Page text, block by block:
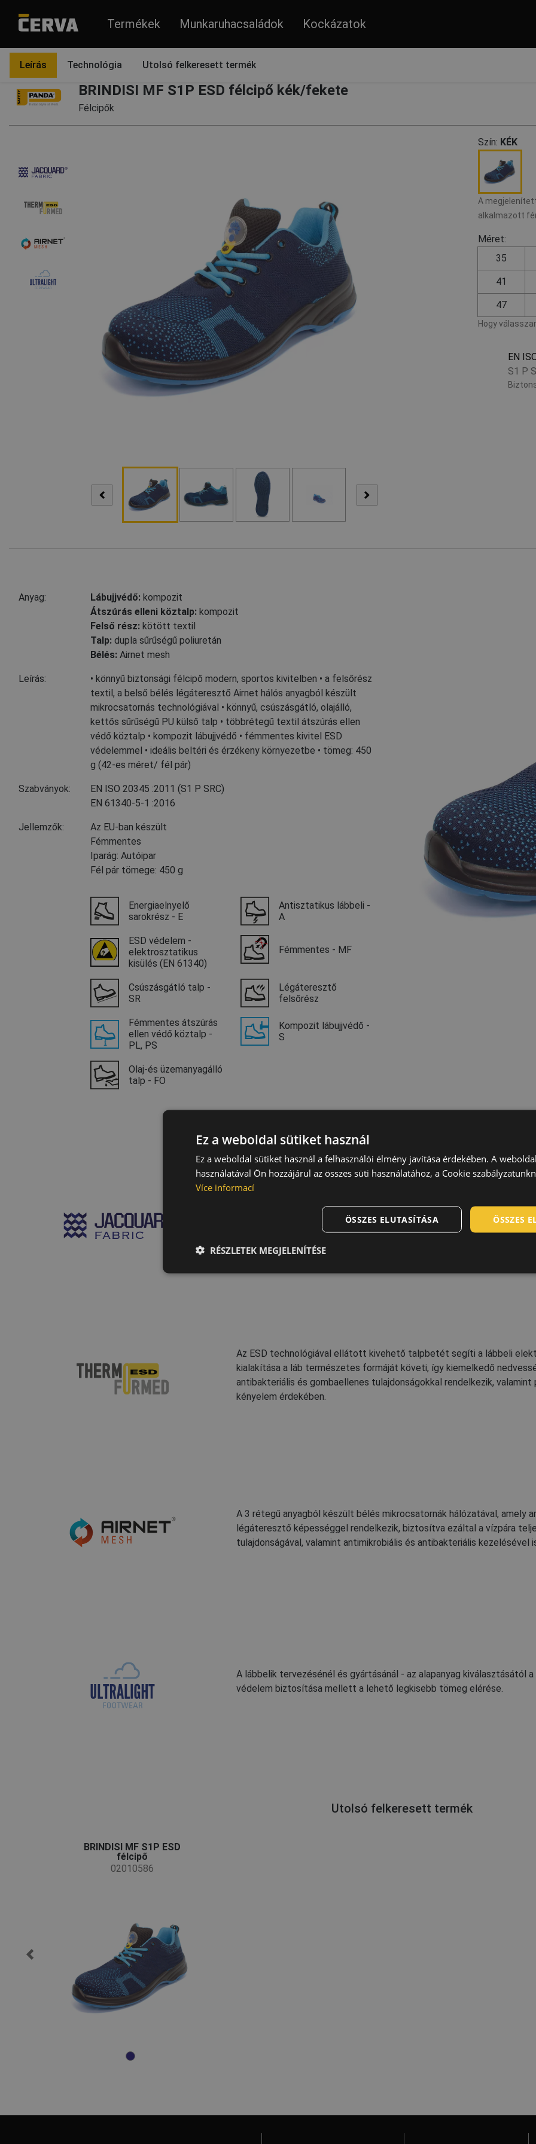
Termékek Munkaruhacsaládok Kockázatok
BRINDISI MF S1P ESD félcipő kék/fekete
Félcipők
Szín: KÉK
A
alkalmazott
Méret:
35
41
47
Hogy
EN
S1 P
Leírás Technológia Utolsó felkeresett termék
Anyag: Lábujjvédő: kompozit
Átszúrás elleni köztalp: kompozit
Felső rész: kötött textil
Talp: dupla sűrűségű poliuretán
Bélés: Airnet mesh
Leírás:
• könnyű biztonsági félcipő modern, sportos kivitelben • a felsőrész
textil, a belső bélés légáteresztő Airnet hálós anyagból készült
mikrocsatornás technológiával • könnyű, csúszásgátló, olajálló,
kettős sűrűségű PU külső talp • többrétegű textil átszúrás ellen
védő köztalp • kompozit lábujjvédő • fémmentes kivitel ESD
védelemmel • ideális beltéri és érzékeny környezetbe • tömeg: 450
g (42-es méret/ fél pár)
Szabványok: EN ISO 20345 :2011 (S1 P SRC)
EN 61340-5-1 :2016
Jellemzők:
Az EU-ban készült
Fémmentes
Iparág: Autóipar
Fél pár tömege: 450 g
Energiaelnyelő
sarokrész - E
Antisztatikus lábbeli -
A
ESD védelem -
elektrosztatikus
kisülés (EN 61340)
Fémmentes - MF
Csúszásgátló talp -
SR
Légáteresztő
felsőrész
Fémmentes átszúrás
ellen védő köztalp -
PL, PS
Kompozit lábujjvédő -
S
Olaj-és üzemanyagálló
talp - FO
Technológia
Nagy szakítószilárdságú poliamid fonalból készült szövet, amely a
szemben, ezáltal növelve a lábbeli tartósságát. A Jacquard szövet
Az ESD technológiával ellátott kivehető talpbetét segíti a lábbeli
kialakítása a láb természetes formáját követi, így kiemelkedő
antibakteriális és gombaellenes tulajdonságokkal rendelkezik,
kényelem érdekében.
A 3 rétegű anyagból készült bélés mikrocsatornák hálózatával,
légáteresztő képességgel rendelkezik, biztosítva ezáltal a vízpára
tulajdonságával, valamint antimikrobiális és antibakteriális kezelésével
A lábbelik tervezésénél és gyártásánál - az alapanyag kiválasztásától
védelem biztosítása mellett a lehető legkisebb tömeg elérése.
Utolsó felkeresett termék
BRINDISI MF S1P ESD
félcipő
02010586
Ez a weboldal sütiket használ
Ez a weboldal sütiket használ a felhasználói élmény javítása érdekében. A
használatával Ön hozzájárul az összes süti használatához, a Cookie
Více informací
ÖSSZES
ÖSSZES ELUTASÍTÁSA
RÉSZLETEK MEGJELENÍTÉSE